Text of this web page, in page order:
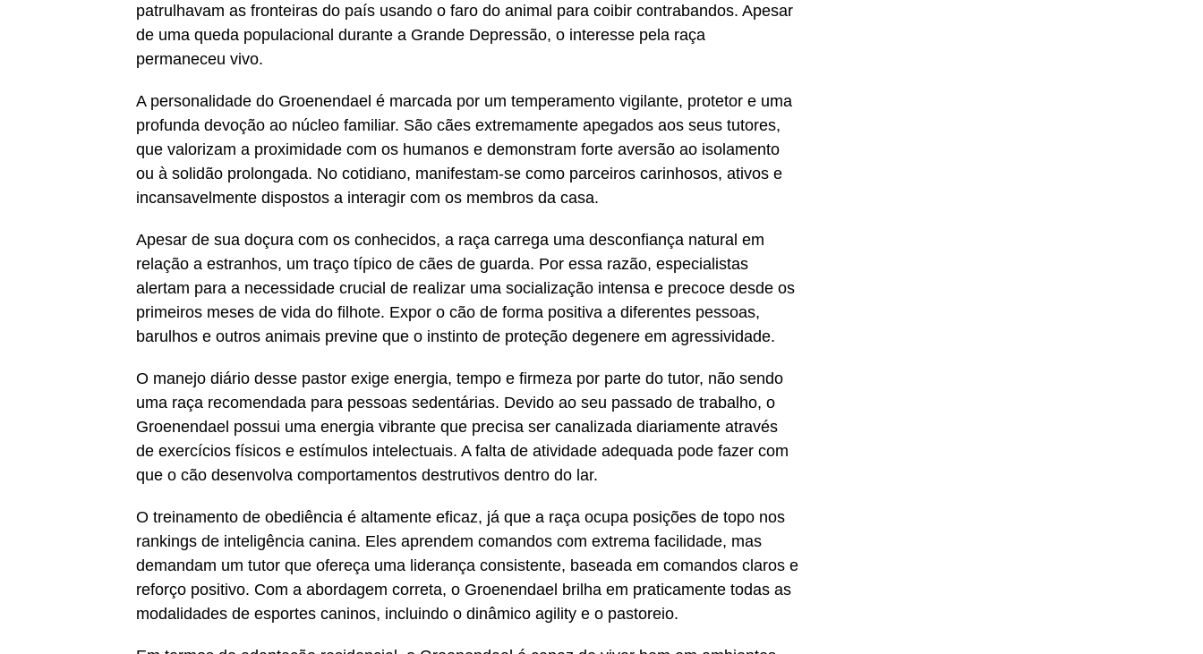
patrulhavam as fronteiras do país usando o faro do animal para coibir contrabandos. Apesar
de uma queda populacional durante a Grande Depressão, o interesse pela raça
permaneceu vivo.
A personalidade do Groenendael é marcada por um temperamento vigilante, protetor e uma
profunda devoção ao núcleo familiar. São cães extremamente apegados aos seus tutores,
que valorizam a proximidade com os humanos e demonstram forte aversão ao isolamento
ou à solidão prolongada. No cotidiano, manifestam-se como parceiros carinhosos, ativos e
incansavelmente dispostos a interagir com os membros da casa.
Apesar de sua doçura com os conhecidos, a raça carrega uma desconfiança natural em
relação a estranhos, um traço típico de cães de guarda. Por essa razão, especialistas
alertam para a necessidade crucial de realizar uma socialização intensa e precoce desde os
primeiros meses de vida do filhote. Expor o cão de forma positiva a diferentes pessoas,
barulhos e outros animais previne que o instinto de proteção degenere em agressividade.
O manejo diário desse pastor exige energia, tempo e firmeza por parte do tutor, não sendo
uma raça recomendada para pessoas sedentárias. Devido ao seu passado de trabalho, o
Groenendael possui uma energia vibrante que precisa ser canalizada diariamente através
de exercícios físicos e estímulos intelectuais. A falta de atividade adequada pode fazer com
que o cão desenvolva comportamentos destrutivos dentro do lar.
O treinamento de obediência é altamente eficaz, já que a raça ocupa posições de topo nos
rankings de inteligência canina. Eles aprendem comandos com extrema facilidade, mas
demandam um tutor que ofereça uma liderança consistente, baseada em comandos claros e
reforço positivo. Com a abordagem correta, o Groenendael brilha em praticamente todas as
modalidades de esportes caninos, incluindo o dinâmico agility e o pastoreio.